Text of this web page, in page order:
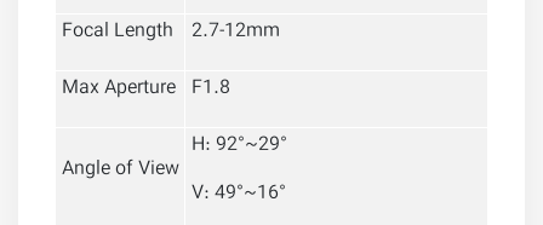
Focal Length
2.7-12mm
Max Aperture F1.8
Angle of View
H: 92°~29°
V: 49°~16°